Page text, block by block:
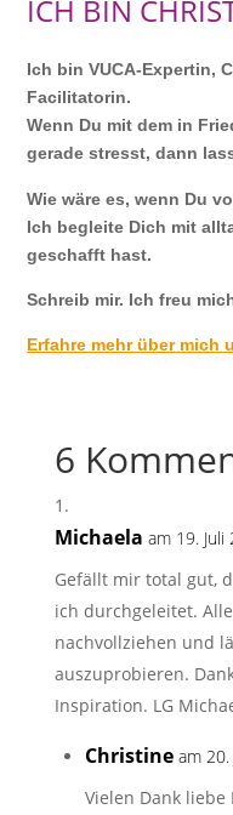
ICH BIN
Ich bin VUCA-Expertin,
Facilitatorin.
Wenn Du mit dem in
gerade stresst, dann
Wie wäre es, wenn Du
Ich begleite Dich mit
geschafft hast.
Schreib mir. Ich freu
Erfahre mehr über mich
6
Michaela am 19.
Gefällt mir total gut,
ich durchgeleitet.
nachvollziehen und
auszuprobieren.
Inspiration. LG
Christine am
Vielen Dank